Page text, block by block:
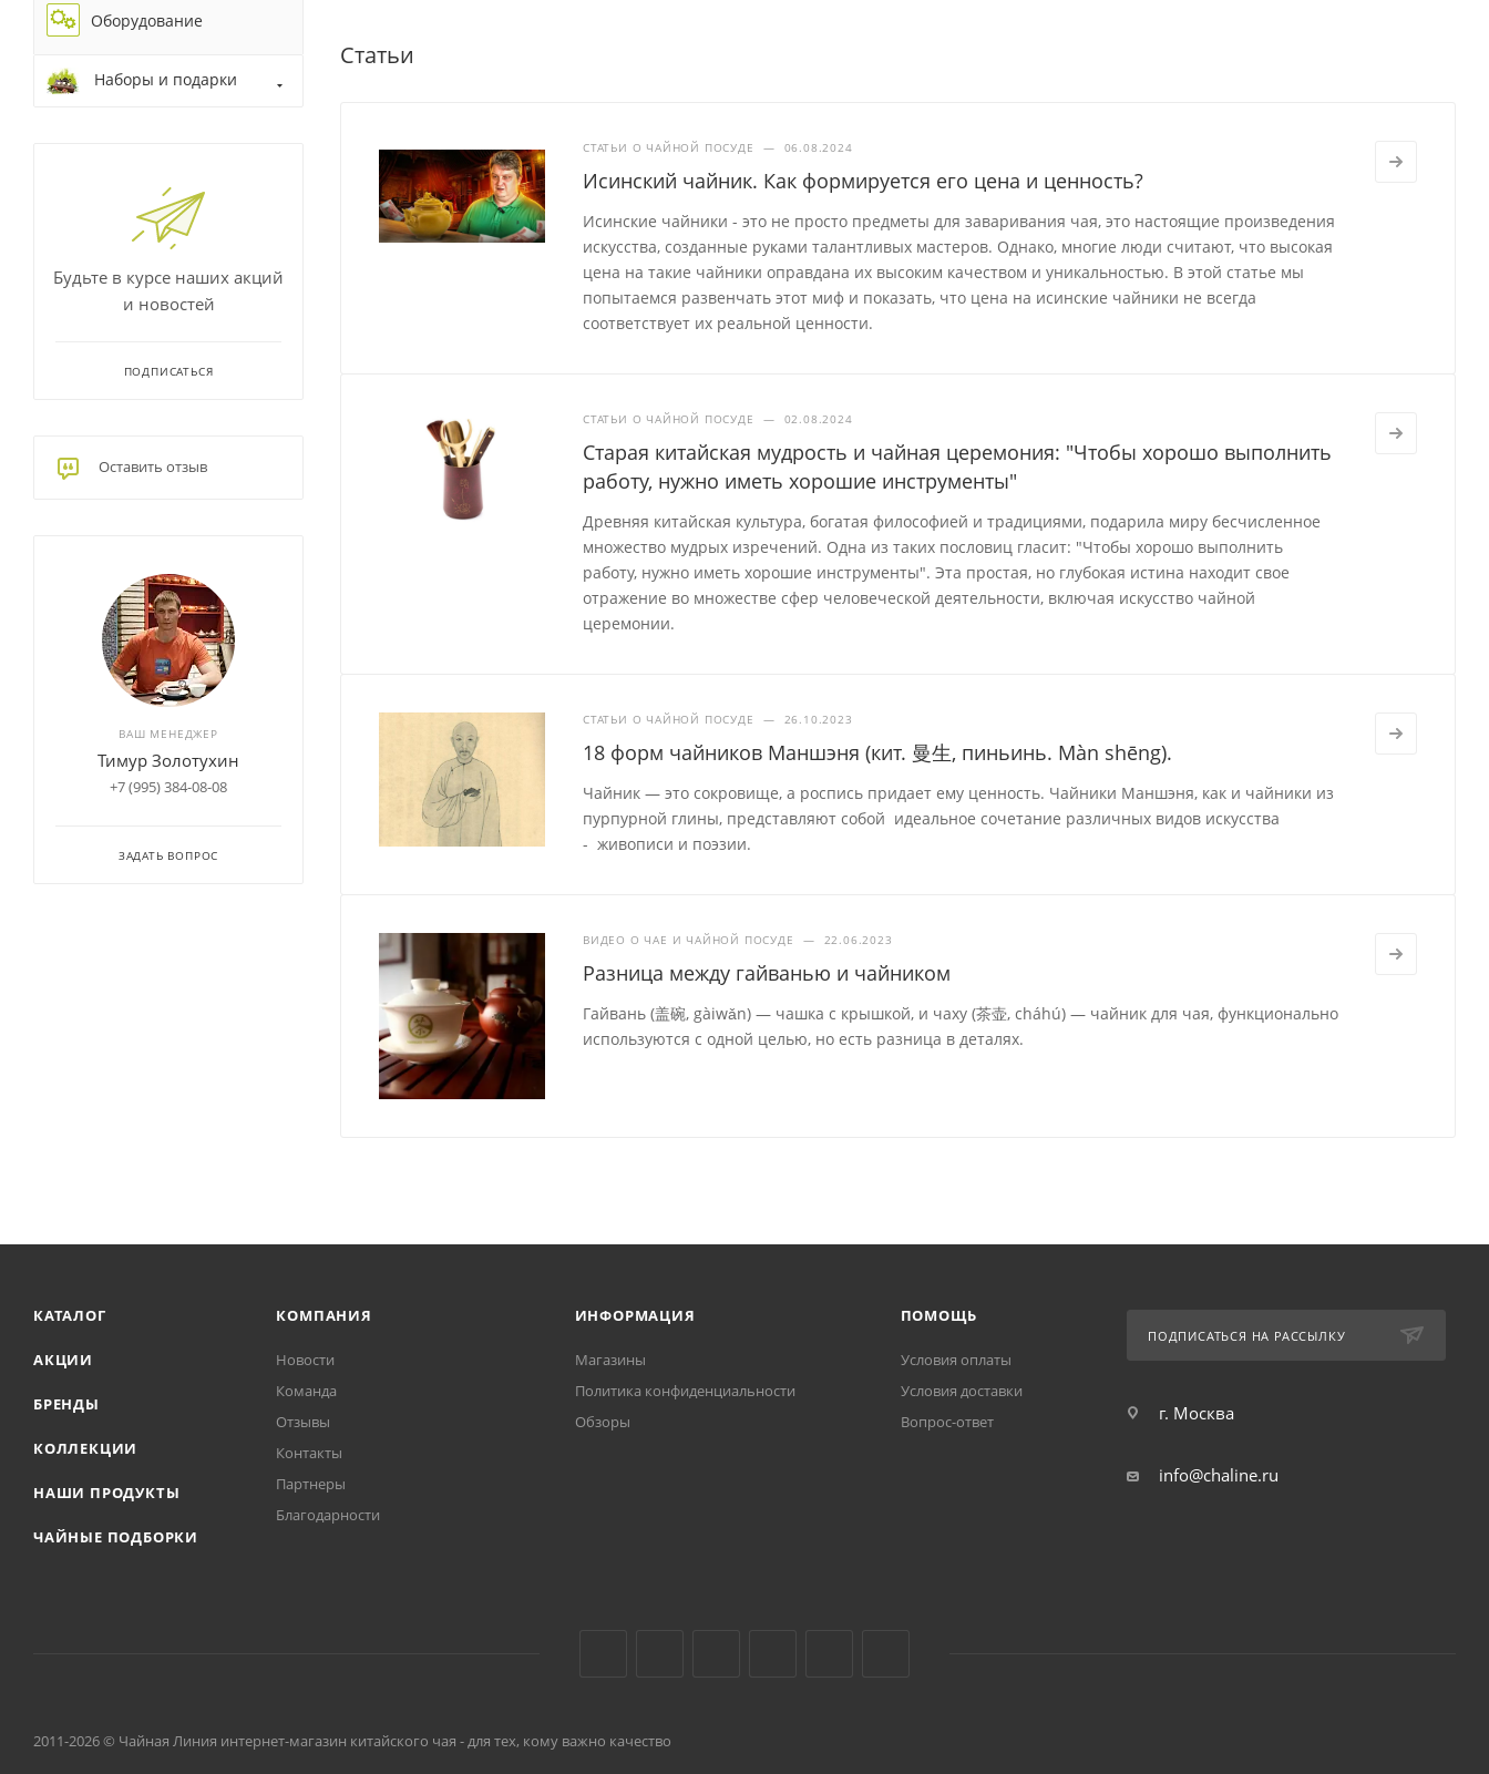
Статьи
СТАТЬИ О ЧАЙНОЙ ПОСУДЕ — 06.08.2024
Исинский чайник. Как формируется его цена и ценность?
Исинские чайники - это не просто предметы для заваривания чая, это настоящие произведения
искусства, созданные руками талантливых мастеров. Однако, многие люди считают, что высокая
цена на такие чайники оправдана их высоким качеством и уникальностью. В этой статье мы
попытаемся развенчать этот миф и показать, что цена на исинские чайники не всегда
соответствует их реальной ценности.
СТАТЬИ О ЧАЙНОЙ ПОСУДЕ — 02.08.2024
Старая китайская мудрость и чайная церемония: "Чтобы хорошо выполнить
работу, нужно иметь хорошие инструменты"
Древняя китайская культура, богатая философией и традициями, подарила миру бесчисленное
множество мудрых изречений. Одна из таких пословиц гласит: "Чтобы хорошо выполнить
работу, нужно иметь хорошие инструменты". Эта простая, но глубокая истина находит свое
отражение во множестве сфер человеческой деятельности, включая искусство чайной
церемонии.
СТАТЬИ О ЧАЙНОЙ ПОСУДЕ — 26.10.2023
18 форм чайников Маншэня (кит. 曼生, пиньинь. Màn shēng).
Чайник — это сокровище, а роспись придает ему ценность. Чайники Маншэня, как и чайники из
пурпурной глины, представляют собой идеальное сочетание различных видов искусства
- живописи и поэзии.
ВИДЕО О ЧАЕ И ЧАЙНОЙ ПОСУДЕ — 22.06.2023
Разница между гайванью и чайником
Гайвань (盖碗, gàiwǎn) — чашка с крышкой, и чаху (茶壶, cháhú) — чайник для чая, функционально
используются с одной целью, но есть разница в деталях.
Оборудование
Наборы и подарки
Будьте в курсе наших акций
и новостей
ПОДПИСАТЬСЯ
Оставить отзыв
ВАШ МЕНЕДЖЕР
Тимур Золотухин
+7 (995) 384-08-08
ЗАДАТЬ ВОПРОС
КАТАЛОГ
АКЦИИ
БРЕНДЫ
КОЛЛЕКЦИИ
НАШИ ПРОДУКТЫ
ЧАЙНЫЕ ПОДБОРКИ
КОМПАНИЯ
Новости
Команда
Отзывы
Контакты
Партнеры
Благодарности
ИНФОРМАЦИЯ
Магазины
Политика конфиденциальности
Обзоры
ПОМОЩЬ
Условия оплаты
Условия доставки
Вопрос-ответ
ПОДПИСАТЬСЯ НА РАССЫЛКУ
г. Москва
info@chaline.ru
2011-2026 © Чайная Линия интернет-магазин китайского чая - для тех, кому важно качество